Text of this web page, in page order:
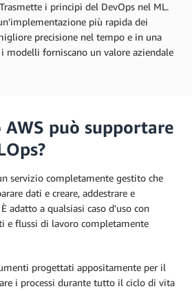
i principi del DevOps nel ML.
più rapida dei
precisione nel tempo e in una
modelli forniscano un valore aziendale
AWS può supportare
servizio completamente gestito che
dati e creare, addestrare e
adatto a qualsiasi caso d'uso con
e flussi di lavoro completamente
progettati appositamente per il
i processi durante tutto il ciclo di vita